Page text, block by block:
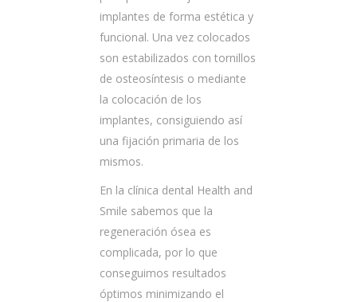
implantes de forma estética y
funcional. Una vez colocados
son estabilizados con tornillos
de osteosíntesis o mediante
la colocación de los
implantes, consiguiendo así
una fijación primaria de los
mismos.
En la clínica dental Health and
Smile sabemos que la
regeneración ósea es
complicada, por lo que
conseguimos resultados
óptimos minimizando el